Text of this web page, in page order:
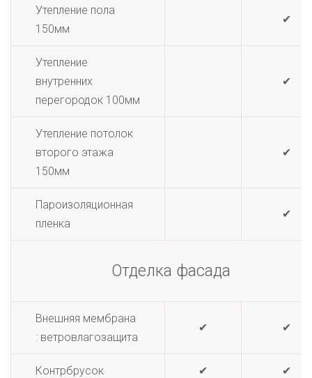
Утепление пола
150мм
✔
Утепление
внутренних
перегородок 100мм
✔
Утепление потолок
второго этажа
150мм
✔
Пароизоляционная
пленка
✔
Отделка фасада
Внешняя мембрана
: ветровлагозащита
✔ ✔
Контрбрусок ✔ ✔